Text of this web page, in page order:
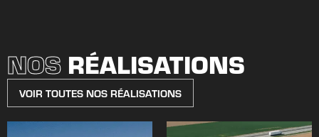
NOS RÉALISATIONS
VOIR TOUTES NOS RÉALISATIONS